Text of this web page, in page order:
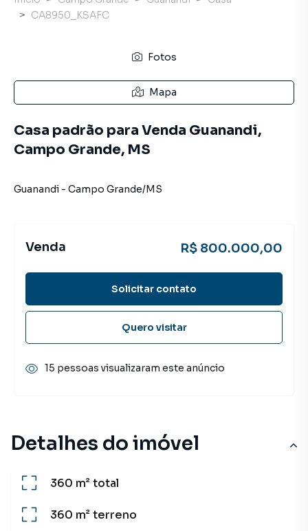
Detalhes do imóvel
360 m²total
360 m²terreno
CA8950_KSAFC
Fotos
Mapa
Casa padrão para Venda Guanandi,
Campo Grande, MS
Guanandi - Campo Grande/MS
Venda R$ 800.000,00
Solicitar contato
Quero visitar
15 pessoas visualizaram este anúncio